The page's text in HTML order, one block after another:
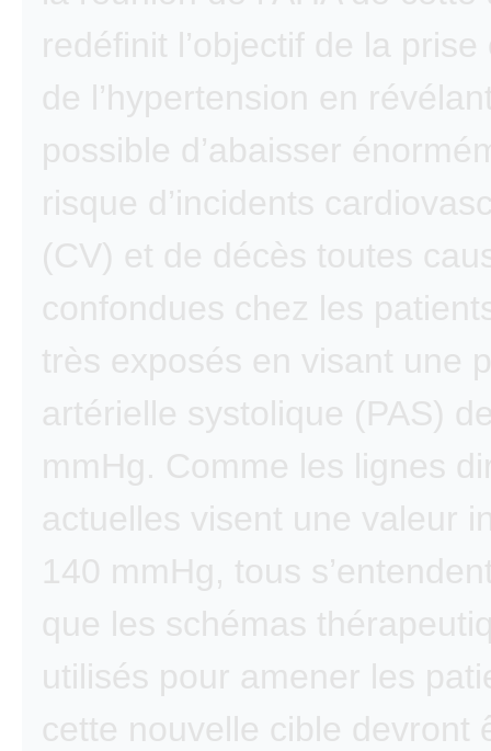
redéfinit l’objectif de la
de l’hypertension en
possible d’abaisser
risque d’incidents
(CV) et de décès toutes
confondues chez les
très exposés en visant une
artérielle systolique (PAS)
mmHg. Comme les lignes
actuelles visent une valeur
140 mmHg, tous
que les schémas
utilisés pour amener les
cette nouvelle cible devront